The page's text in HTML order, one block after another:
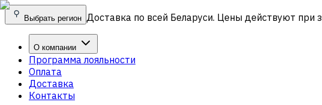
Выбрать регион Доставка по всей Беларуси. Цены действуют при
О компании
Программа лояльности
Оплата
Доставка
Контакты